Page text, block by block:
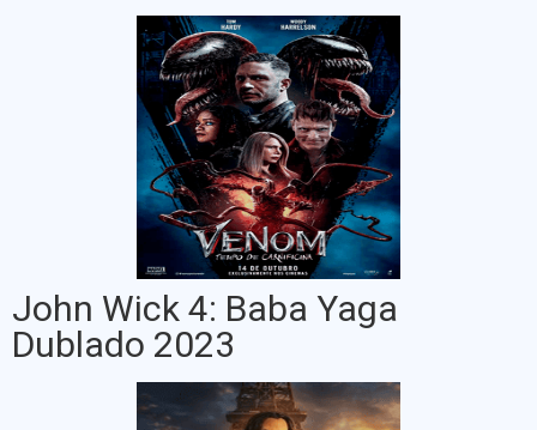
John Wick 4: Baba Yaga
Dublado 2023